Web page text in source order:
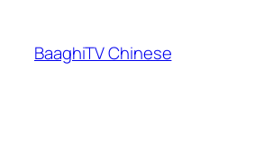
content
BaaghiTV Chinese